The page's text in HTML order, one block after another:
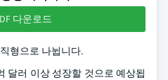
다운로드
형으로 나뉩니다.
달러 이상 성장할 것으로 예상됩